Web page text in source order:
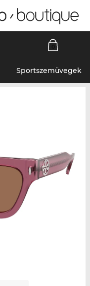
Sportszemüvegek